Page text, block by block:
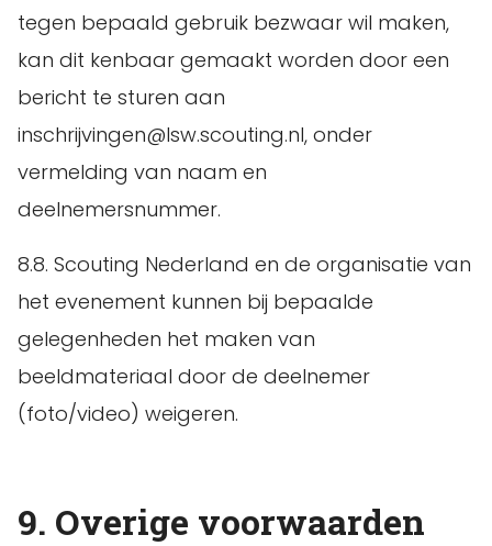
tegen bepaald gebruik bezwaar wil maken,
kan dit kenbaar gemaakt worden door een
bericht te sturen aan
inschrijvingen@lsw.scouting.nl, onder
vermelding van naam en
deelnemersnummer.
8.8. Scouting Nederland en de organisatie van
het evenement kunnen bij bepaalde
gelegenheden het maken van
beeldmateriaal door de deelnemer
(foto/video) weigeren.
9. Overige voorwaarden